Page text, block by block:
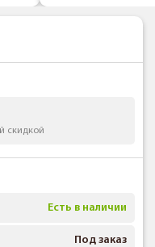
скидкой
Есть в наличии
Под заказ